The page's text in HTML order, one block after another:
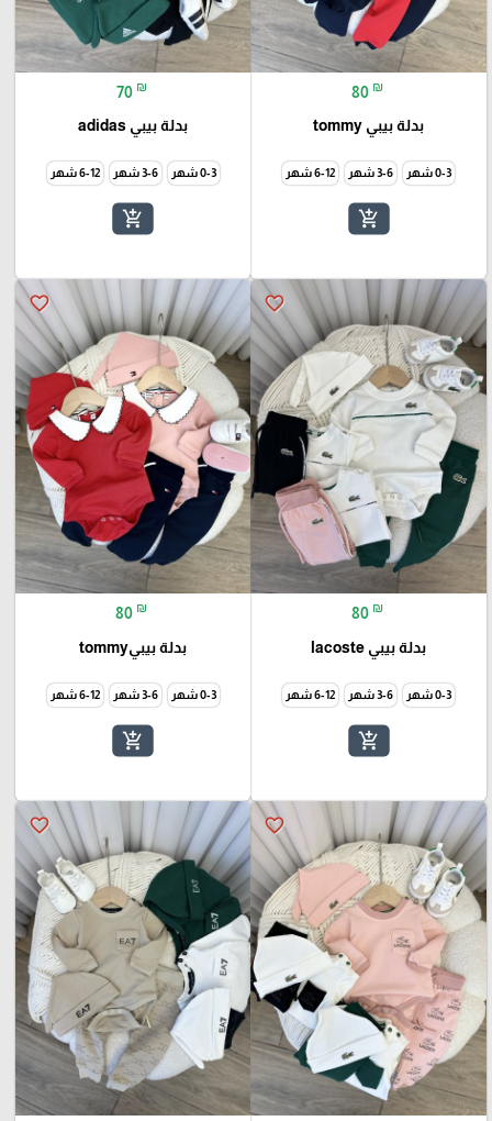
80 ₪
بدلة بيبي tommy
0-3 شهر 3-6 شهر 6-12 شهر
add_shopping_cart
70 ₪
بدلة بيبي adidas
0-3 شهر 3-6 شهر 6-12 شهر
add_shopping_cart
favorite_border
80 ₪
بدلة بيبي lacoste
0-3 شهر 3-6 شهر 6-12 شهر
add_shopping_cart
favorite_border
80 ₪
بدلة بيبيtommy
0-3 شهر 3-6 شهر 6-12 شهر
add_shopping_cart
favorite_border
favorite_border